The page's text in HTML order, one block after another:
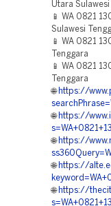
Utara
📱 WA 0821
Sulawesi
📱 WA 0821
Tenggara
📱 WA 0821
Tenggara
🌐 https://
🌐 https://
🌐 https://
🌐 https://
🌐 https://